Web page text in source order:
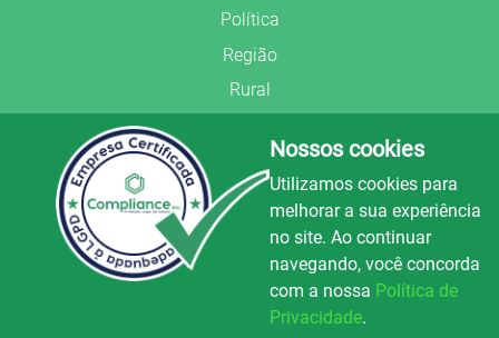
Política
Região
Rural
Segurança Pública
União Frederiquense
© Copyright 2022.LA+.
Nossos cookies
Utilizamos cookies para
melhorar a sua experiência
no site. Ao continuar
navegando, você concorda
com a nossa Política de
Privacidade.